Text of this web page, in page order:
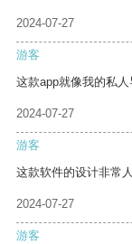
2024-07-27
游客
这款app就像我的私人
2024-07-27
游客
这款软件的设计非常
2024-07-27
游客